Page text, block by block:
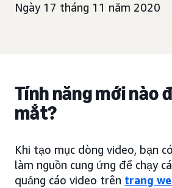
Ngày 17 tháng 11 năm 2020
Tính năng mới nào
mắt?
Khi tạo mục dòng video, bạn
làm nguồn cung ứng để chạy
quảng cáo video trên trang